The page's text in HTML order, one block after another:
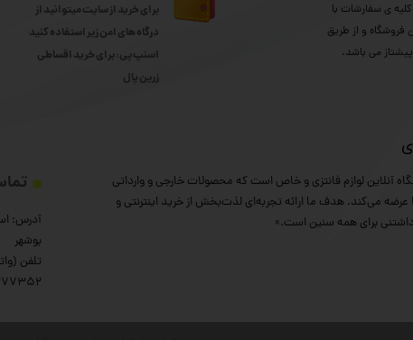
ی سفارشات با
فروشگاه و از طریق
می باشد.
آنلاین لوازم فانتزی و خاص است که محصولات خارجی و وارداتی
عرضه می‌کند. هدف ما ارائه تجربه‌ای لذت‌بخش از خرید اینترنتی و
برای همه سنین است.»
آدرس:
بوشهر
تلفن
برای خرید از سایت میتوانید از
درگاه های امن زیر استفاده کنید
اسنپ پی: برای خرید اقساطی
​​​​​​​زرین پال